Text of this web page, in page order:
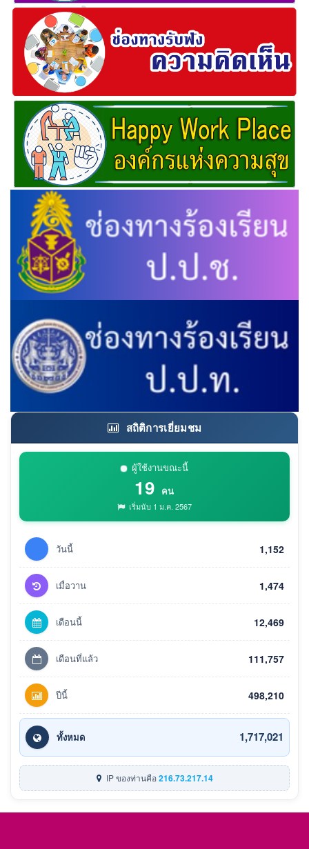
สถิติการเยี่ยมชม
ผู้ใช้งานขณะนี้
19 คน
เริ่มนับ 1 ม.ค. 2567
วันนี้ 1,152
เมื่อวาน 1,474
เดือนนี้ 12,469
เดือนที่แล้ว 111,757
ปีนี้ 498,210
ทั้งหมด 1,717,021
IP ของท่านคือ216.73.217.14